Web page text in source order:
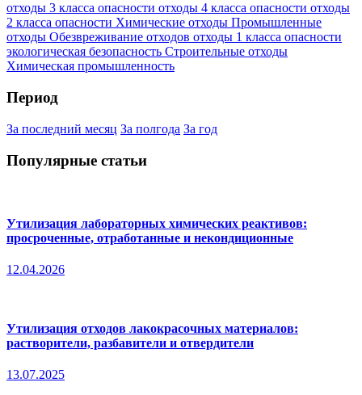
отходы 3 класса опасности отходы 4 класса опасности отходы
2 класса опасности Химические отходы Промышленные
отходы Обезвреживание отходов отходы 1 класса опасности
экологическая безопасность Строительные отходы
Химическая промышленность
Период
За последний месяц За полгода За год
Популярные статьи
Утилизация лабораторных химических реактивов:
просроченные, отработанные и некондиционные
12.04.2026
Утилизация отходов лакокрасочных материалов:
растворители, разбавители и отвердители
13.07.2025